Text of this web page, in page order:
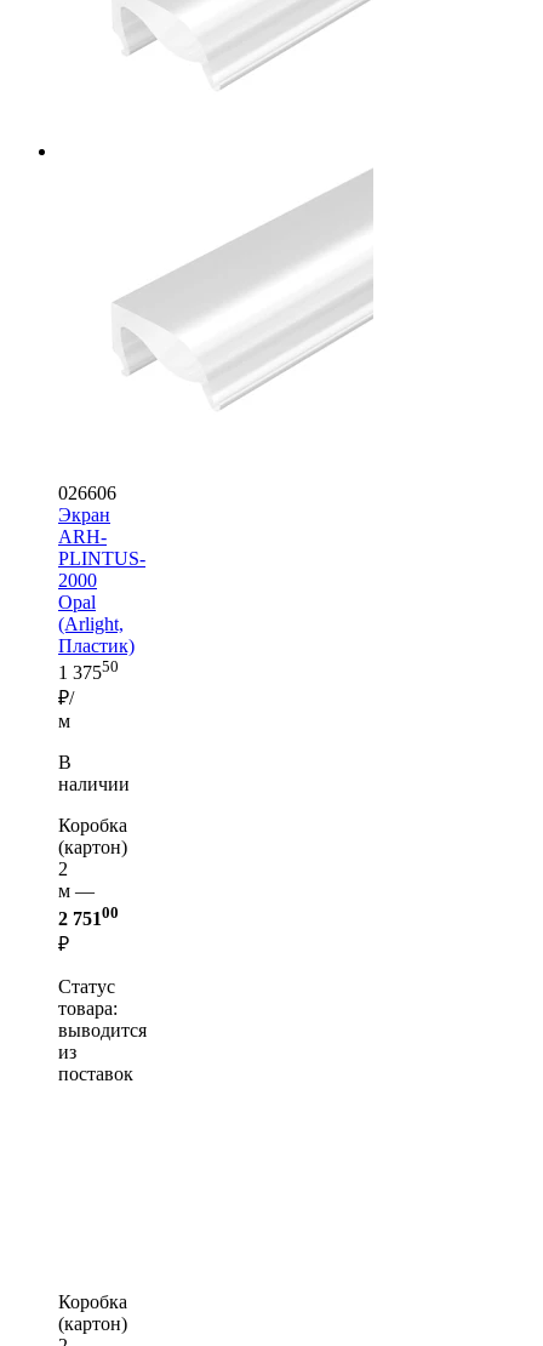
026606
Экран
ARH-
PLINTUS-
2000
Opal
(Arlight,
Пластик)
1 37550
₽/
м
В
наличии
Коробка
(картон)
2
м —
2 75100
₽
Статус
товара:
выводится
из
поставок
Коробка
(картон)